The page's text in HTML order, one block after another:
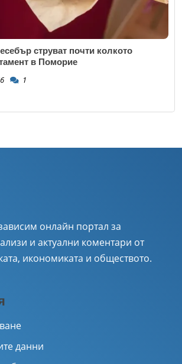
струват почти колкото
в Поморие
1
онлайн портал за
и актуални коментари от
икономиката и обществото.
данни